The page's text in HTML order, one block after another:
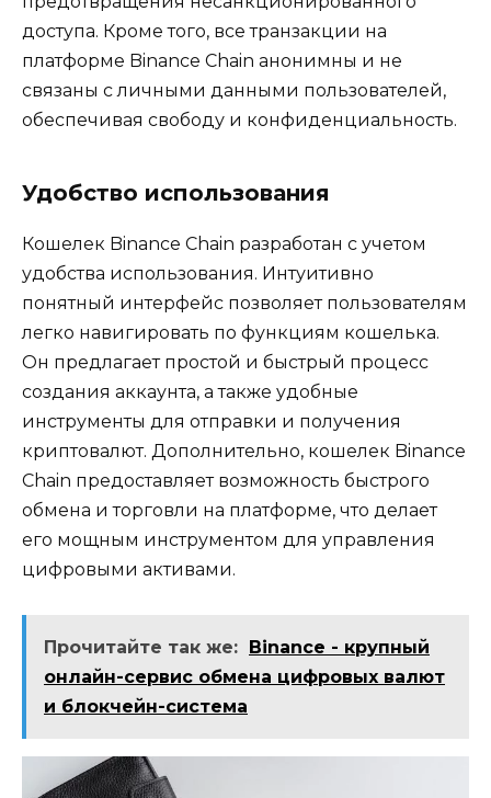
доступа.​ Кроме того‚ все транзакции на
платформе Binance Chain анонимны и не
связаны с личными данными пользователей‚
обеспечивая свободу и конфиденциальность.
Удобство использования
Кошелек Binance Chain разработан с учетом
удобства использования.​ Интуитивно
понятный интерфейс позволяет пользователям
легко навигировать по функциям кошелька.​
Он предлагает простой и быстрый процесс
создания аккаунта‚ а также удобные
инструменты для отправки и получения
криптовалют.​ Дополнительно‚ кошелек Binance
Chain предоставляет возможность быстрого
обмена и торговли на платформе‚ что делает
его мощным инструментом для управления
цифровыми активами.​
Прочитайте так же: Binance - крупный
онлайн-сервис обмена цифровых валют
и блокчейн-система